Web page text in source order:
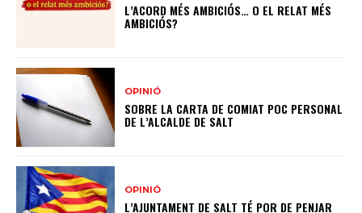
L’ACORD MÉS AMBICIÓS… O EL RELAT MÉS
AMBICIÓS?
OPINIÓ
SOBRE LA CARTA DE COMIAT POC PERSONAL
DE L’ALCALDE DE SALT
OPINIÓ
L’AJUNTAMENT DE SALT TÉ POR DE PENJAR